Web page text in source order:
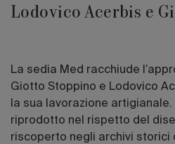
Lodovico Acerbis e
La sedia Med racchiude
Giotto Stoppino e Lodovico
la sua lavorazione
riprodotto nel rispetto del
riscoperto negli archivi storici